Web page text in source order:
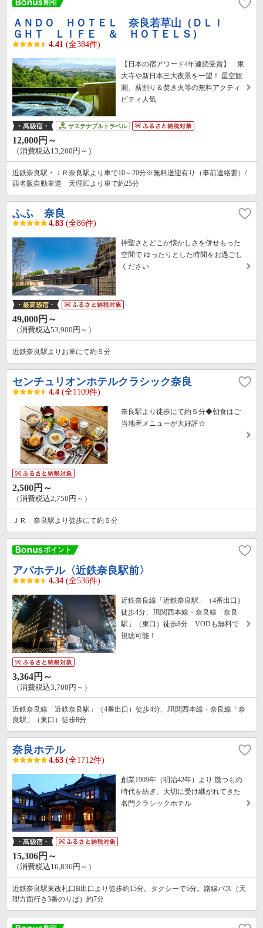
ＡＮＤＯ ＨＯＴＥＬ 奈良若草山（ＤＬＩ
ＧＨＴ ＬＩＦＥ ＆ ＨＯＴＥＬＳ）
4.41 (全384件)
【日本の宿アワード4年連続受賞】 東
大寺や新日本三大夜景を一望！ 星空観
測、薪割り＆焚き火等の無料アクティ
ビティ人気
サステナブルトラベル
12,000円～
（消費税込13,200円～）
近鉄奈良駅・ＪＲ奈良駅より車で10～20分※無料送迎有り（事前連絡要）/
西名阪自動車道 天理ICより車で約25分
ふふ 奈良
4.83 (全86件)
神聖さとどこか懐かしさを併せもった
空間で ゆったりとした時間をお過ごし
ください
49,000円～
（消費税込53,900円～）
近鉄奈良駅よりお車にて約５分
センチュリオンホテルクラシック奈良
4.4 (全1109件)
奈良駅より徒歩にて約５分◆朝食はご
当地産メニューが大好評☆
2,500円～
（消費税込2,750円～）
ＪＲ 奈良駅より徒歩にて約５分
アパホテル〈近鉄奈良駅前〉
4.34 (全536件)
近鉄奈良線「近鉄奈良駅」（4番出口）
徒歩4分、JR関西本線・奈良線「奈良
駅」（東口）徒歩8分 VODも無料で
視聴可能！
3,364円～
（消費税込3,700円～）
近鉄奈良線「近鉄奈良駅」（4番出口）徒歩4分、JR関西本線・奈良線「奈
良駅」（東口）徒歩8分
奈良ホテル
4.63 (全1712件)
創業1909年（明治42年）より 幾つもの
時代を紡ぎ、大切に受け継がれてきた
名門クラシックホテル
15,306円～
（消費税込16,836円～）
近鉄奈良駅東改札口B出口より徒歩約15分。タクシーで5分。路線バス（天
理方面行き3番のりば）約7分